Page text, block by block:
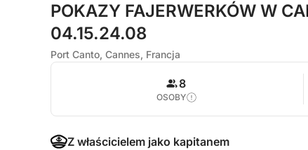
POKAZY FAJERWERKÓW W
04.15.24.08
Port Canto, Cannes, Francja
8
OSOBY
Z właścicielem jako kapitanem